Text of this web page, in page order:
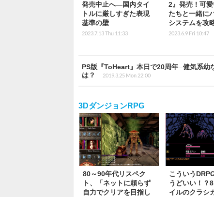
発売中止へ―国内タイ
トルに厳しすぎた表現
基準の壁
2023.7.13 Thu 11:33
2』発売！可
たちと一緒に
システムを攻
2023.6.9 Fri 10:47
PS版『ToHeart』本日で20周年─健気系
は？
2019.3.25 Mon 22:00
3DダンジョンRPG
80～90年代リスペク
ト、「ネットに頼らず
自力でクリアを目指し
こういう
うどいい！？
イルのクラシ